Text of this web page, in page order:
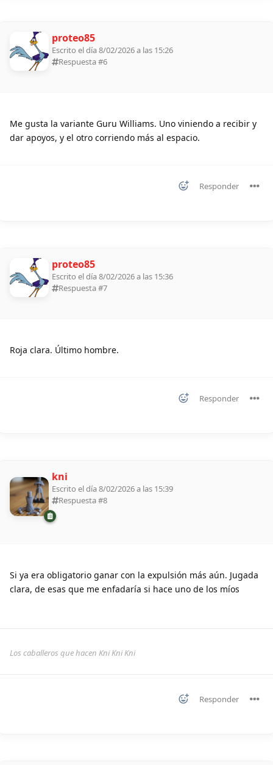
proteo85
Escrito el día 8/02/2026 a las 15:26
Respuesta #6
Me gusta la variante Guru Williams. Uno viniendo a recibir y
dar apoyos, y el otro corriendo más al espacio.
Responder
proteo85
Escrito el día 8/02/2026 a las 15:36
Respuesta #7
Roja clara. Último hombre.
Responder
kni
Escrito el día 8/02/2026 a las 15:39
Respuesta #8
Si ya era obligatorio ganar con la expulsión más aún. Jugada
clara, de esas que me enfadaría si hace uno de los míos
Los caballeros que hacen Kni Kni Kni
Responder